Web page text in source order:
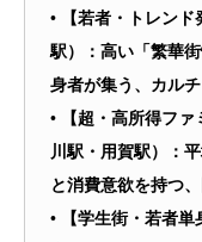
• 【若者・トレン
駅）：高い「繁華
身者が集う、カル
• 【超・高所得フ
川駅・用賀駅）：
と消費意欲を持つ
• 【学生街・若者